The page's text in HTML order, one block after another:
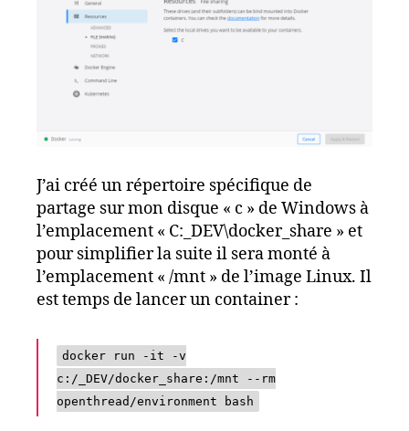
J’ai créé un répertoire spécifique de
partage sur mon disque « c » de Windows à
l’emplacement « C:_DEV\docker_share » et
pour simplifier la suite il sera monté à
l’emplacement « /mnt » de l’image Linux. Il
est temps de lancer un container :
docker run -it -v
c:/_DEV/docker_share:/mnt --rm
openthread/environment bash